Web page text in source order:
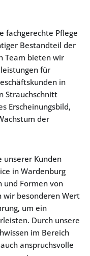
fachgerechte Pflege
Bestandteil der
Team bieten wir
für
in
Strauchschnitt
Erscheinungsbild,
der
unserer Kunden
in Wardenburg
und Formen von
wir besonderen Wert
um ein
Durch unsere
im Bereich
anspruchsvolle